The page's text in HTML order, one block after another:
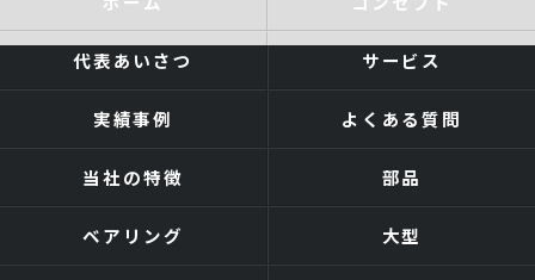
代表あいさつ サービス
実績事例 よくある質問
当社の特徴 部品
ベアリング 大型